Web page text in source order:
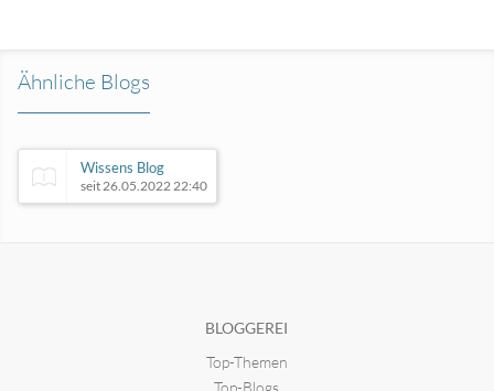
Ähnliche Blogs
Wissens Blog
seit 26.05.2022 22:40
Happiness meets Life
BLOGGEREI
Top-Themen